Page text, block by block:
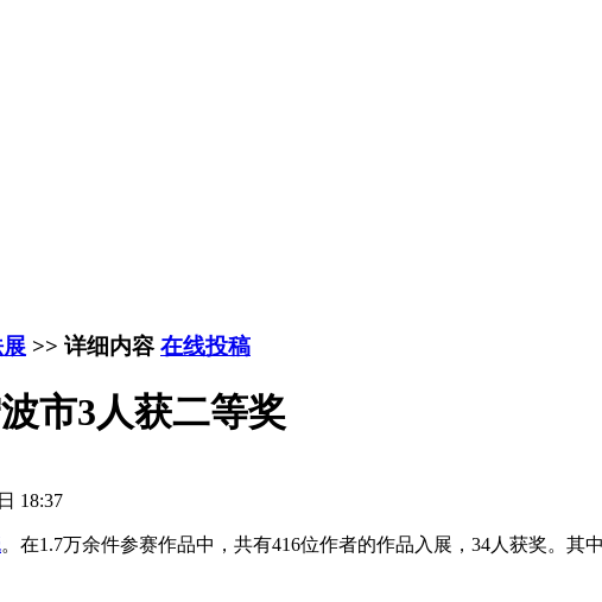
>> 详细内容 在线投稿
市3人获二等奖
18:37
。在1.7万余件参赛作品中，共有416位作者的作品入展，34人获奖。其